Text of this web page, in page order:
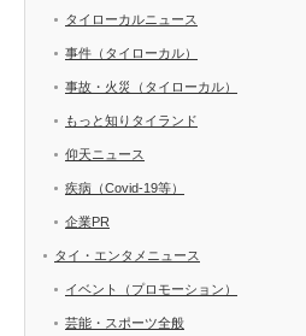
タイローカルニュース
事件（タイローカル）
事故・火災（タイローカル）
もっと知りタイランド
仰天ニュース
疾病（Covid-19等）
企業PR
タイ・エンタメニュース
イベント（プロモーション）
芸能・スポーツ全般